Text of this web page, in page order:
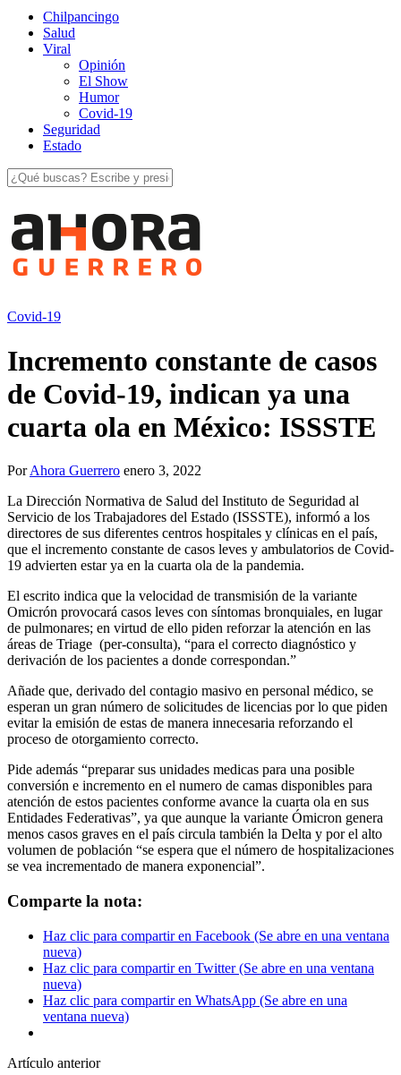
Chilpancingo
Salud
Viral
Opinión
El Show
Humor
Covid-19
Seguridad
Estado
Covid-19
Incremento constante de casos
de Covid-19, indican ya una
cuarta ola en México: ISSSTE
PorAhora Guerrero enero 3, 2022
La Dirección Normativa de Salud del Instituto de Seguridad al
Servicio de los Trabajadores del Estado (ISSSTE), informó a los
directores de sus diferentes centros hospitales y clínicas en el país,
que el incremento constante de casos leves y ambulatorios de Covid-
19 advierten estar ya en la cuarta ola de la pandemia.
El escrito indica que la velocidad de transmisión de la variante
Omicrón provocará casos leves con síntomas bronquiales, en lugar
de pulmonares; en virtud de ello piden reforzar la atención en las
áreas de Triage (per-consulta), “para el correcto diagnóstico y
derivación de los pacientes a donde correspondan.”
Añade que, derivado del contagio masivo en personal médico, se
esperan un gran número de solicitudes de licencias por lo que piden
evitar la emisión de estas de manera innecesaria reforzando el
proceso de otorgamiento correcto.
Pide además “preparar sus unidades medicas para una posible
conversión e incremento en el numero de camas disponibles para
atención de estos pacientes conforme avance la cuarta ola en sus
Entidades Federativas”, ya que aunque la variante Ómicron genera
menos casos graves en el país circula también la Delta y por el alto
volumen de población “se espera que el número de hospitalizaciones
se vea incrementado de manera exponencial”.
Comparte la nota:
Haz clic para compartir en Facebook (Se abre en una ventana
nueva)
Haz clic para compartir en Twitter (Se abre en una ventana
nueva)
Haz clic para compartir en WhatsApp (Se abre en una
ventana nueva)
Artículo anterior